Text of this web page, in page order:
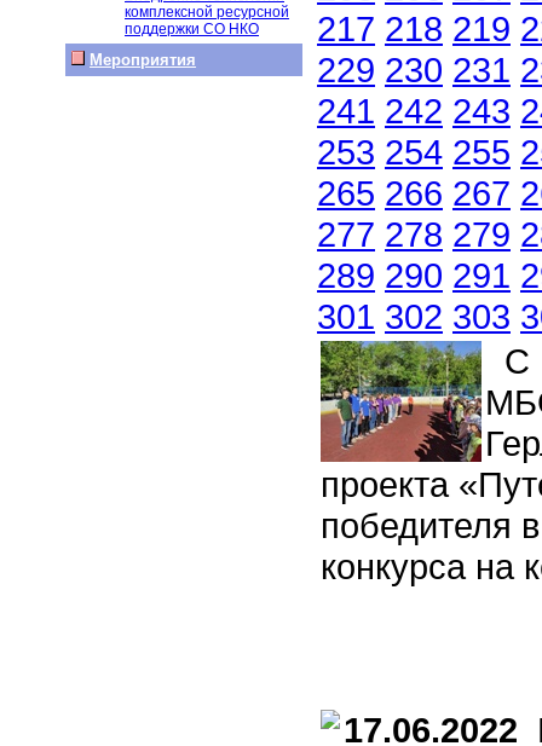
комплексной ресурсной
поддержки СО НКО
Мероприятия
217 218 219
229 230 231
241 242 243
253 254 255
265 266 267
277 278 279
289 290 291
301 302 303
С
проекта
победителя
конкурса на
17.06.2022